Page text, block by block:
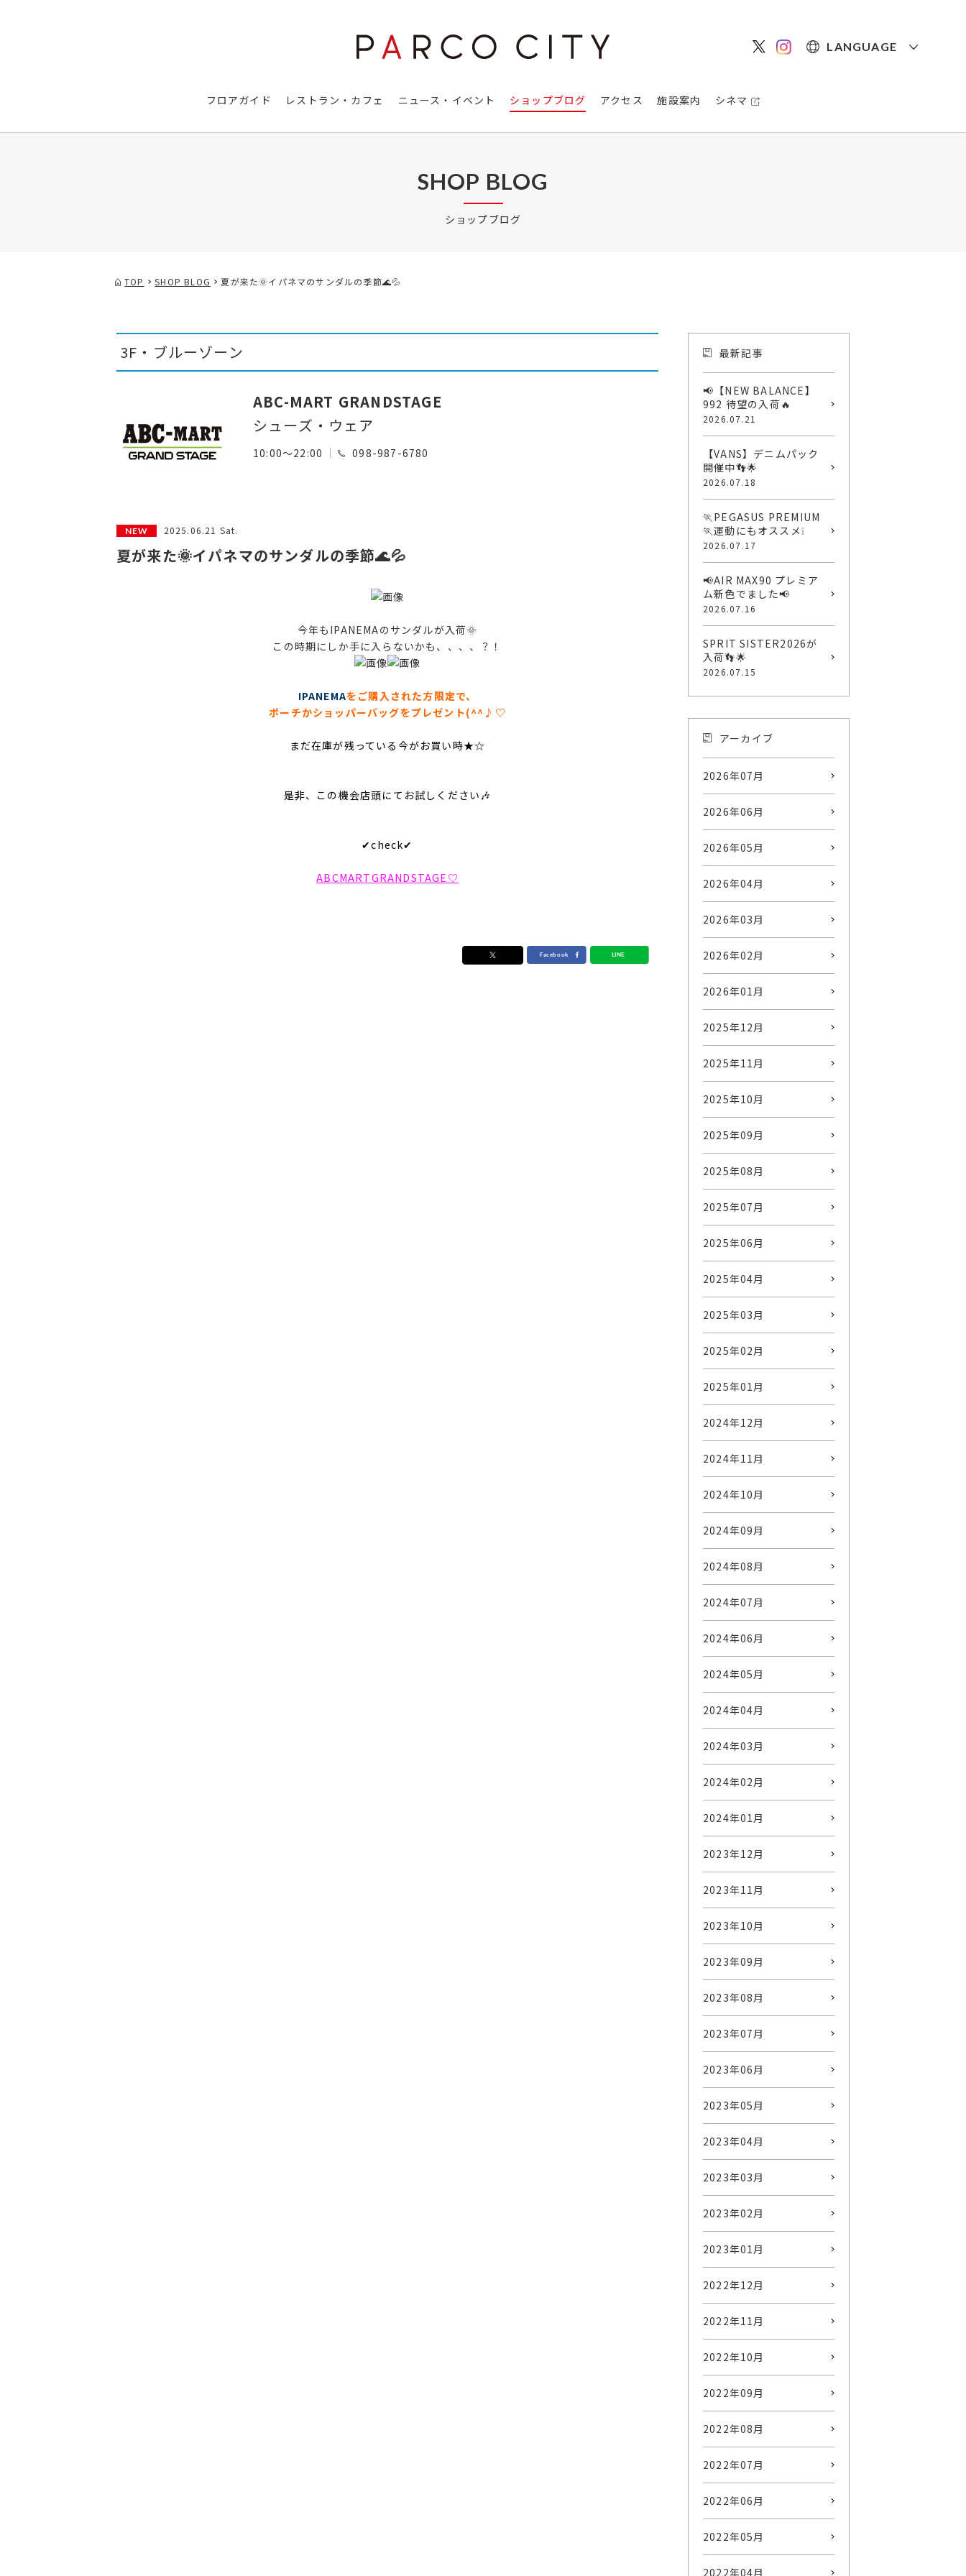
LANGUAGE
フロアガイド レストラン・カフェ ニュース・イベント ショップブログ アクセス 施設案内 シネマ
SHOP BLOG
ショップブログ
TOP SHOP BLOG 夏が来た🌞イパネマのサンダルの季節🌊💦
3F・ブルーゾーン
ABC-MART GRANDSTAGE
シューズ・ウェア
10:00～22:00 098-987-6780
2025.06.21 Sat.
夏が来た🌞イパネマのサンダルの季節🌊💦
今年もIPANEMAのサンダルが入荷🌞
この時期にしか手に入らないかも、、、、？！
IPANEMAをご購入された方限定で、
ポーチかショッパーバッグをプレゼント(^^♪♡
まだ在庫が残っている今がお買い時★☆
是非、この機会店頭にてお試しください🎶
✔check✔
ABCMARTGRANDSTAGE♡
最新記事
📢【NEW BALANCE】
992 待望の入荷🔥
2026.07.21
【VANS】デニムパック
開催中👣🌟
2026.07.18
🏃PEGASUS PREMIUM
🏃運動にもオススメ❕
2026.07.17
📢AIR MAX90 プレミア
ム新色でました📢
2026.07.16
SPRIT SISTER2026が
入荷👣🌟
2026.07.15
アーカイブ
2026年07月
2026年06月
2026年05月
2026年04月
2026年03月
2026年02月
2026年01月
2025年12月
2025年11月
2025年10月
2025年09月
2025年08月
2025年07月
2025年06月
2025年04月
2025年03月
2025年02月
2025年01月
2024年12月
2024年11月
2024年10月
2024年09月
2024年08月
2024年07月
2024年06月
2024年05月
2024年04月
2024年03月
2024年02月
2024年01月
2023年12月
2023年11月
2023年10月
2023年09月
2023年08月
2023年07月
2023年06月
2023年05月
2023年04月
2023年03月
2023年02月
2023年01月
2022年12月
2022年11月
2022年10月
2022年09月
2022年08月
2022年07月
2022年06月
2022年05月
2022年04月